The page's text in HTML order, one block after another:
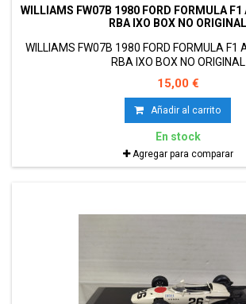
WILLIAMS FW07B 1980 FORD FORMULA F1
RBA IXO BOX NO ORIGINAL
WILLIAMS FW07B 1980 FORD FORMULA F1
RBA IXO BOX NO ORIGINAL
15,00 €
Añadir al carrito
En stock
Agregar para comparar